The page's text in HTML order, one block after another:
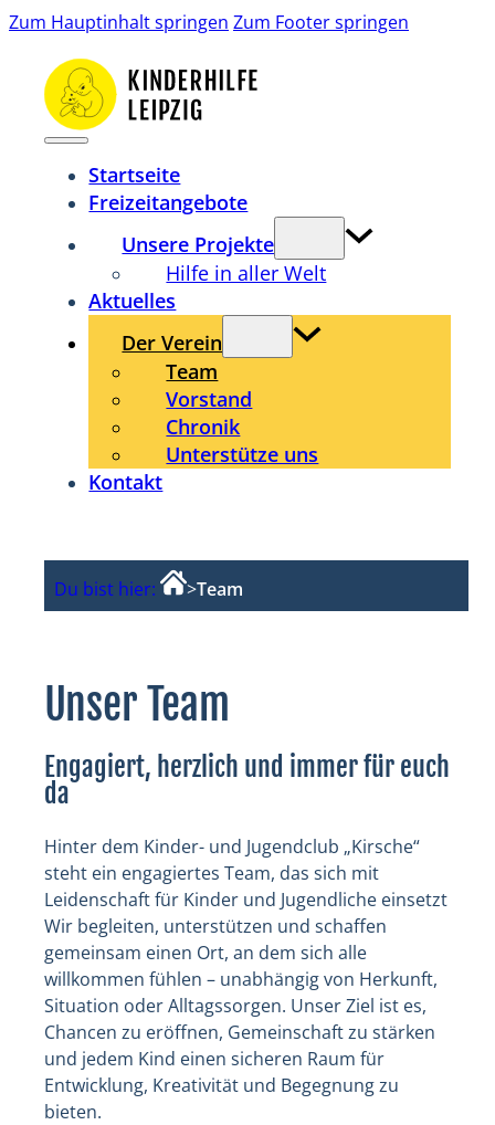
Zum Hauptinhalt springen Zum Footer springen
Startseite
Freizeitangebote
Unsere Projekte
Hilfe in aller Welt
Aktuelles
Der Verein
Team
Vorstand
Chronik
Unterstütze uns
Kontakt
Du bist hier: >Team
Unser Team
Engagiert, herzlich und immer für euch
da
Hinter dem Kinder- und Jugendclub „Kirsche“
steht ein engagiertes Team, das sich mit
Leidenschaft für Kinder und Jugendliche einsetzt
Wir begleiten, unterstützen und schaffen
gemeinsam einen Ort, an dem sich alle
willkommen fühlen – unabhängig von Herkunft,
Situation oder Alltagssorgen. Unser Ziel ist es,
Chancen zu eröffnen, Gemeinschaft zu stärken
und jedem Kind einen sicheren Raum für
Entwicklung, Kreativität und Begegnung zu
bieten.